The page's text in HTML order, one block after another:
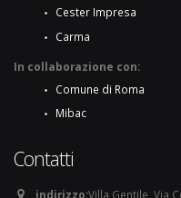
Cester Impresa
Carma
In collaborazione con:
Comune di Roma
Mibac
Contatti
indirizzo:Villa Gentile, Via